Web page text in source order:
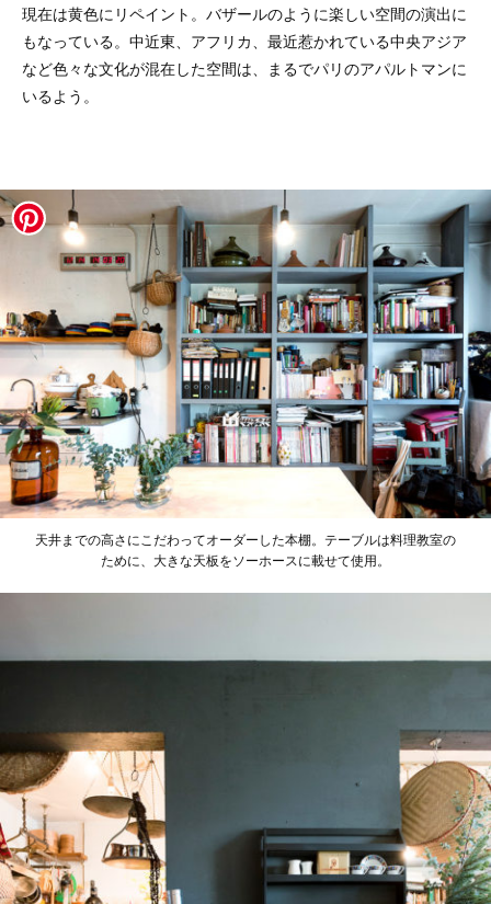
現在は黄色にリペイント。バザールのように楽しい空間の演出に
もなっている。中近東、アフリカ、最近惹かれている中央アジア
など色々な文化が混在した空間は、まるでパリのアパルトマンに
いるよう。
天井までの高さにこだわってオーダーした本棚。テーブルは料理教室の
ために、大きな天板をソーホースに載せて使用。